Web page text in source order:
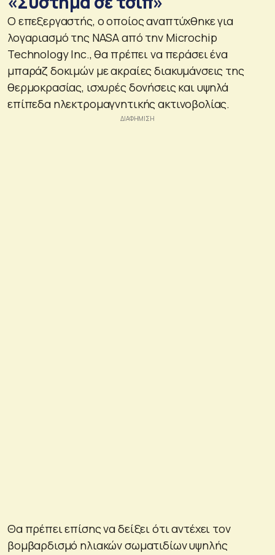
O επεξεργαστής, ο οποίος αναπτύχθηκε για
λογαριασμό της NASA από την Microchip
Technology Inc., θα πρέπει να περάσει ένα
μπαράζ δοκιμών με ακραίες διακυμάνσεις της
θερμοκρασίας, ισχυρές δονήσεις και υψηλά
επίπεδα ηλεκτρομαγνητικής ακτινοβολίας.
Θα πρέπει επίσης να δείξει ότι αντέχει τον
βομβαρδισμό ηλιακών σωματιδίων υψηλής